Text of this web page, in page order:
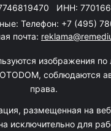
ИНН:
Телефон: +7 (495)
почта:
изображения по
соблюдаются
права.
размещенная на
исключительно для